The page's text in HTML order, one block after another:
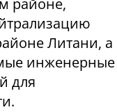
районе,
Литани, а
инженерные
для